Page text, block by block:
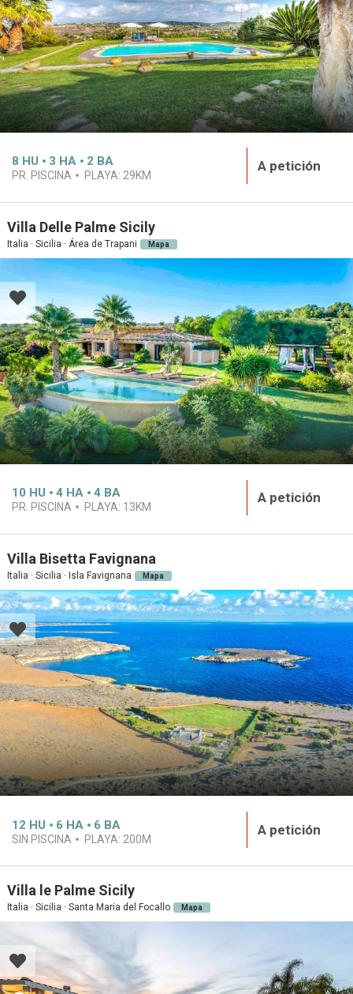
8 HU 3 HA 2 BA
PR. PISCINA PLAYA: 29KM
A petición
Villa Delle Palme Sicily
Italia · Sicilia · Área de Trapani Mapa
10 HU 4 HA 4 BA
PR. PISCINA PLAYA: 13KM
A petición
Villa Bisetta Favignana
Italia · Sicilia · Isla Favignana Mapa
12 HU 6 HA 6 BA
SIN PISCINA PLAYA: 200M
A petición
Villa le Palme Sicily
Italia · Sicilia · Santa Maria del Focallo Mapa